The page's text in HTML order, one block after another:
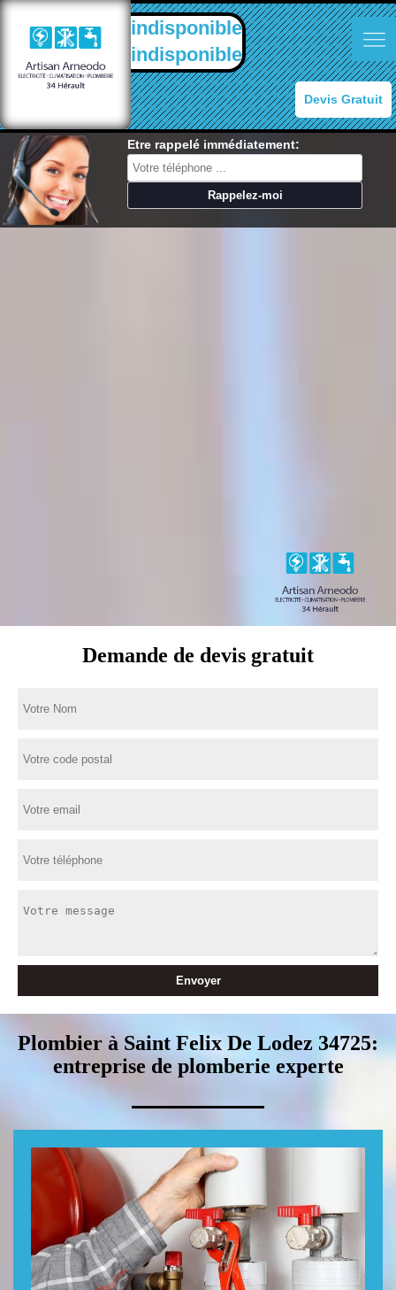
indisponible
indisponible
Devis Gratuit
Etre rappelé immédiatement:
Demande de devis gratuit
Plombier à Saint Felix De Lodez 34725:
entreprise de plomberie experte